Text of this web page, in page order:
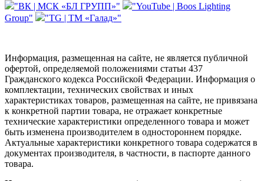
"ВК | МСК «БЛ ГРУПП»"
"YouTube | Boos Lighting
Group"
"TG | ТМ «Галад»"
Информация, размещенная на сайте, не является публичной
офертой, определяемой положениями статьи 437
Гражданского кодекса Российской Федерации. Информация о
комплектации, технических свойствах и иных
характеристиках товаров, размещенная на сайте, не привязана
к конкретной партии товара, не отражает конкретные
технические характеристики определенного товара и может
быть изменена производителем в одностороннем порядке.
Актуальные характеристики конкретного товара содержатся в
документах производителя, в частности, в паспорте данного
товара.